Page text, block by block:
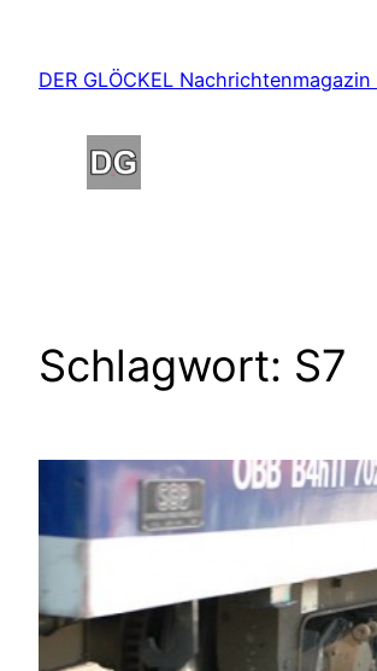
springen
DER GLÖCKEL
Schlagwort: S7